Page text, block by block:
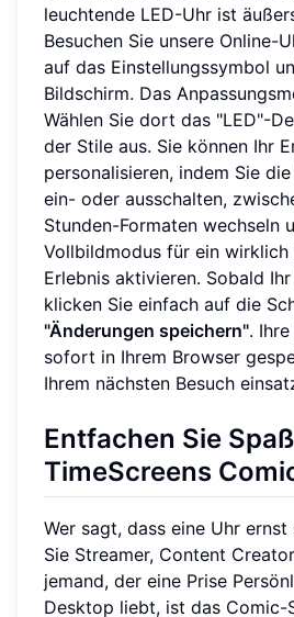
leuchtende LED-Uhr ist
Besuchen Sie unsere Online-
auf das Einstellungssymbol
Bildschirm. Das
Wählen Sie dort das "LED"-
der Stile aus. Sie können Ihr
personalisieren, indem Sie
ein- oder ausschalten,
Stunden-Formaten wechseln
Vollbildmodus für ein wirklich
Erlebnis aktivieren. Sobald
klicken Sie einfach auf die
"Änderungen speichern".
sofort in Ihrem Browser
Ihrem nächsten Besuch
Entfachen Sie
TimeScreens
Wer sagt, dass eine Uhr ernst
Sie Streamer, Content
jemand, der eine Prise
Desktop liebt, ist das Comic-